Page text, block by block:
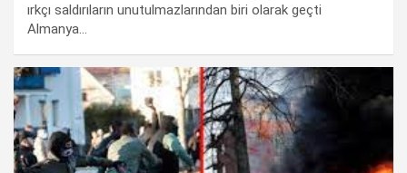
ırkçı saldırıların unutulmazlarından biri olarak geçti
Almanya…